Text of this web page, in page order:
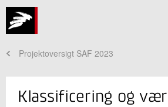
Projektoversigt SAF 2023
Klassificering og